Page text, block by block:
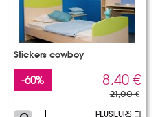
Stickers cowboy
-60% 8,40 €
21,00 €